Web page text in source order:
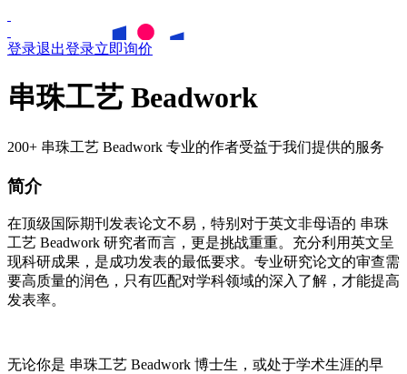
登录退出登录立即询价
串珠工艺 Beadwork
200+ 串珠工艺 Beadwork 专业的作者受益于我们提供的服务
简介
在顶级国际期刊发表论文不易，特别对于英文非母语的 串珠
工艺 Beadwork 研究者而言，更是挑战重重。充分利用英文呈
现科研成果，是成功发表的最低要求。专业研究论文的审查需
要高质量的润色，只有匹配对学科领域的深入了解，才能提高
发表率。
无论你是 串珠工艺 Beadwork 博士生，或处于学术生涯的早